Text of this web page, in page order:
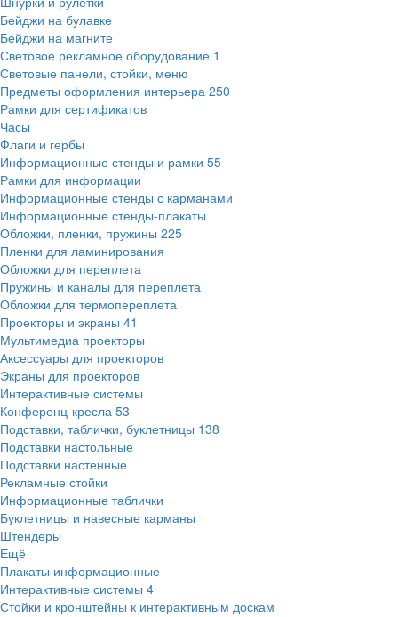
Бейджи на булавке
Бейджи на магните
Световое рекламное оборудование 1
Световые панели, стойки, меню
Предметы оформления интерьера 250
Рамки для сертификатов
Часы
Флаги и гербы
Информационные стенды и рамки 55
Рамки для информации
Информационные стенды с карманами
Информационные стенды-плакаты
Обложки, пленки, пружины 225
Пленки для ламинирования
Обложки для переплета
Пружины и каналы для переплета
Обложки для термопереплета
Проекторы и экраны 41
Мультимедиа проекторы
Аксессуары для проекторов
Экраны для проекторов
Интерактивные системы
Конференц-кресла 53
Подставки, таблички, буклетницы 138
Подставки настольные
Подставки настенные
Рекламные стойки
Информационные таблички
Буклетницы и навесные карманы
Штендеры
Ещё
Плакаты информационные
Интерактивные системы 4
Стойки и кронштейны к интерактивным доскам